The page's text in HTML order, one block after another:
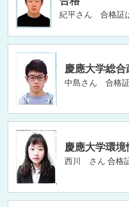
紀平さん 合格証
慶應大学総
中島さん 合格
慶應大学環
西川 さん 合格